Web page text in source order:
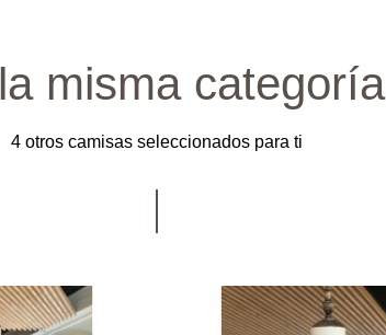
misma categoría
4 otros camisas seleccionados para ti